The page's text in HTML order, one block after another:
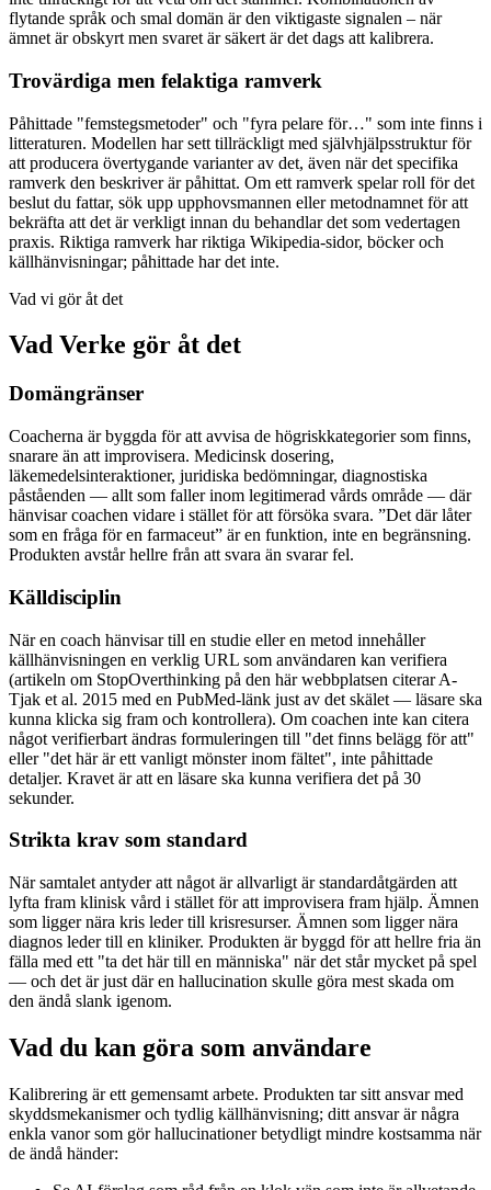
flytande språk och smal domän är den viktigaste signalen – när
ämnet är obskyrt men svaret är säkert är det dags att kalibrera.
Trovärdiga men felaktiga ramverk
Påhittade "femstegsmetoder" och "fyra pelare för…" som inte finns i
litteraturen. Modellen har sett tillräckligt med självhjälpsstruktur för
att producera övertygande varianter av det, även när det specifika
ramverk den beskriver är påhittat. Om ett ramverk spelar roll för det
beslut du fattar, sök upp upphovsmannen eller metodnamnet för att
bekräfta att det är verkligt innan du behandlar det som vedertagen
praxis. Riktiga ramverk har riktiga Wikipedia-sidor, böcker och
källhänvisningar; påhittade har det inte.
Vad vi gör åt det
Vad Verke gör åt det
Domängränser
Coacherna är byggda för att avvisa de högriskkategorier som finns,
snarare än att improvisera. Medicinsk dosering,
läkemedelsinteraktioner, juridiska bedömningar, diagnostiska
påståenden — allt som faller inom legitimerad vårds område — där
hänvisar coachen vidare i stället för att försöka svara. ”Det där låter
som en fråga för en farmaceut” är en funktion, inte en begränsning.
Produkten avstår hellre från att svara än svarar fel.
Källdisciplin
När en coach hänvisar till en studie eller en metod innehåller
källhänvisningen en verklig URL som användaren kan verifiera
(artikeln om StopOverthinking på den här webbplatsen citerar A-
Tjak et al. 2015 med en PubMed-länk just av det skälet — läsare ska
kunna klicka sig fram och kontrollera). Om coachen inte kan citera
något verifierbart ändras formuleringen till "det finns belägg för att"
eller "det här är ett vanligt mönster inom fältet", inte påhittade
detaljer. Kravet är att en läsare ska kunna verifiera det på 30
sekunder.
Strikta krav som standard
När samtalet antyder att något är allvarligt är standardåtgärden att
lyfta fram klinisk vård i stället för att improvisera fram hjälp. Ämnen
som ligger nära kris leder till krisresurser. Ämnen som ligger nära
diagnos leder till en kliniker. Produkten är byggd för att hellre fria än
fälla med ett "ta det här till en människa" när det står mycket på spel
— och det är just där en hallucination skulle göra mest skada om
den ändå slank igenom.
Vad du kan göra som användare
Kalibrering är ett gemensamt arbete. Produkten tar sitt ansvar med
skyddsmekanismer och tydlig källhänvisning; ditt ansvar är några
enkla vanor som gör hallucinationer betydligt mindre kostsamma när
de ändå händer: